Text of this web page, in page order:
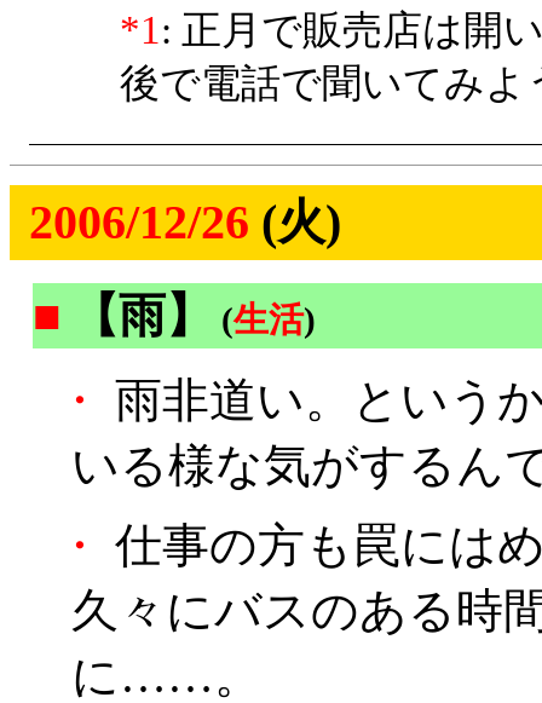
*1: 正月で販売店は開
後で電話で聞いてみよ
2006/12/26 (火)
■ 【雨】 (生活)
・
雨非道い。という
いる様な気がするん
・
仕事の方も罠には
久々にバスのある時
に……。